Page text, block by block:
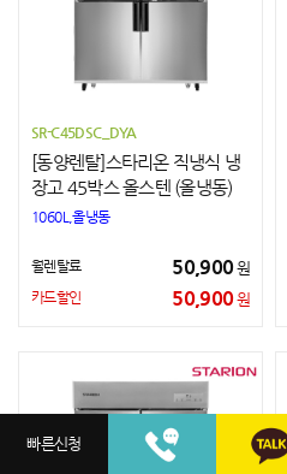
SR-C45DSC_DYA
[동양렌탈]스타리온 직냉식 냉
장고 45박스 올스텐 (올냉동)
1060L,올냉동
월렌탈료 50,900원
카드할인 50,900원
빠른신청